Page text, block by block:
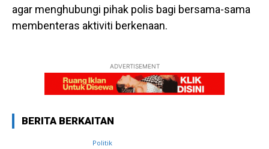
agar menghubungi pihak polis bagi bersama-sama
membenteras aktiviti berkenaan.
ADVERTISEMENT
BERITA BERKAITAN
Politik